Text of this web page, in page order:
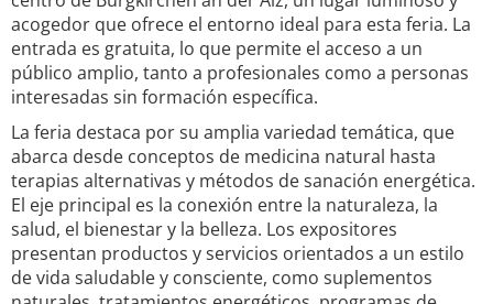
acogedor que ofrece el entorno ideal para esta feria. La
entrada es gratuita, lo que permite el acceso a un
público amplio, tanto a profesionales como a personas
interesadas sin formación específica.
La feria destaca por su amplia variedad temática, que
abarca desde conceptos de medicina natural hasta
terapias alternativas y métodos de sanación energética.
El eje principal es la conexión entre la naturaleza, la
salud, el bienestar y la belleza. Los expositores
presentan productos y servicios orientados a un estilo
de vida saludable y consciente, como suplementos